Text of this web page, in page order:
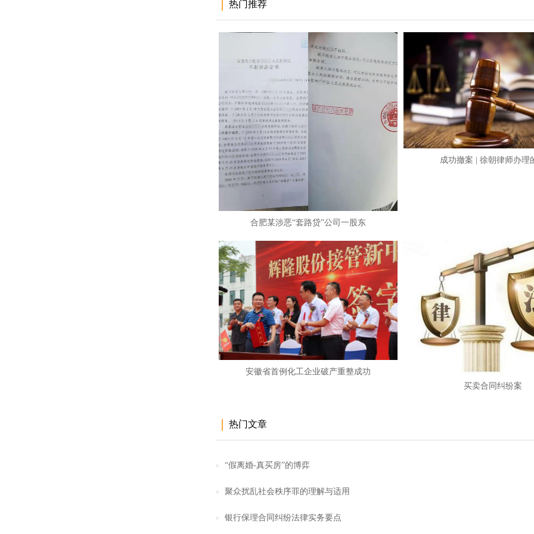
热门推荐
合肥某涉恶“套路贷”公司一股东
成功撤案 | 徐朝律师办理
安徽省首例化工企业破产重整成功
买卖合同纠纷案
热门文章
“假离婚-真买房”的博弈
聚众扰乱社会秩序罪的理解与适用
银行保理合同纠纷法律实务要点